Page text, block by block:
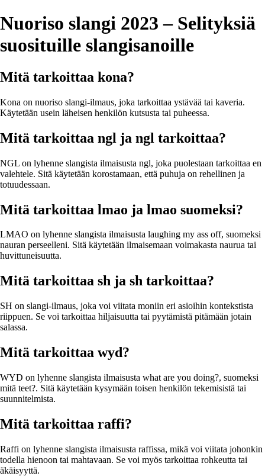
Nuoriso slangi 2023 – Selityksiä
suosituille slangisanoille
Mitä tarkoittaa kona?
Kona on nuoriso slangi-ilmaus, joka tarkoittaa ystävää tai kaveria.
Käytetään usein läheisen henkilön kutsusta tai puheessa.
Mitä tarkoittaa ngl ja ngl tarkoittaa?
NGL on lyhenne slangista ilmaisusta ngl, joka puolestaan tarkoittaa en
valehtele. Sitä käytetään korostamaan, että puhuja on rehellinen ja
totuudessaan.
Mitä tarkoittaa lmao ja lmao suomeksi?
LMAO on lyhenne slangista ilmaisusta laughing my ass off, suomeksi
nauran perseelleni. Sitä käytetään ilmaisemaan voimakasta naurua tai
huvittuneisuutta.
Mitä tarkoittaa sh ja sh tarkoittaa?
SH on slangi-ilmaus, joka voi viitata moniin eri asioihin kontekstista
riippuen. Se voi tarkoittaa hiljaisuutta tai pyytämistä pitämään jotain
salassa.
Mitä tarkoittaa wyd?
WYD on lyhenne slangista ilmaisusta what are you doing?, suomeksi
mitä teet?. Sitä käytetään kysymään toisen henkilön tekemisistä tai
suunnitelmista.
Mitä tarkoittaa raffi?
Raffi on lyhenne slangista ilmaisusta raffissa, mikä voi viitata johonkin
todella hienoon tai mahtavaan. Se voi myös tarkoittaa rohkeutta tai
äkäisyyttä.